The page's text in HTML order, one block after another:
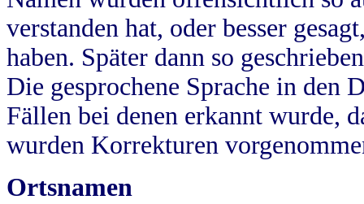
verstanden hat, oder besser
haben. Später dann so
Die gesprochene Sprache in
Fällen bei denen erkannt wurde,
wurden Korrekturen
Ortsnamen